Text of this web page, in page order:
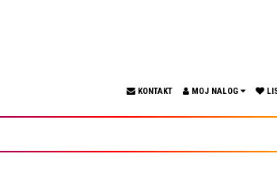
KONTAKT MOJ NALOG